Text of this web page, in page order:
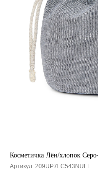
Косметичка Лён/хлопок
Артикул: 209UP7LC543NULL